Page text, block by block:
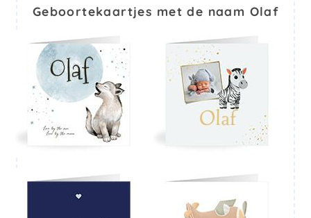
Geboortekaartjes met de naam Olaf